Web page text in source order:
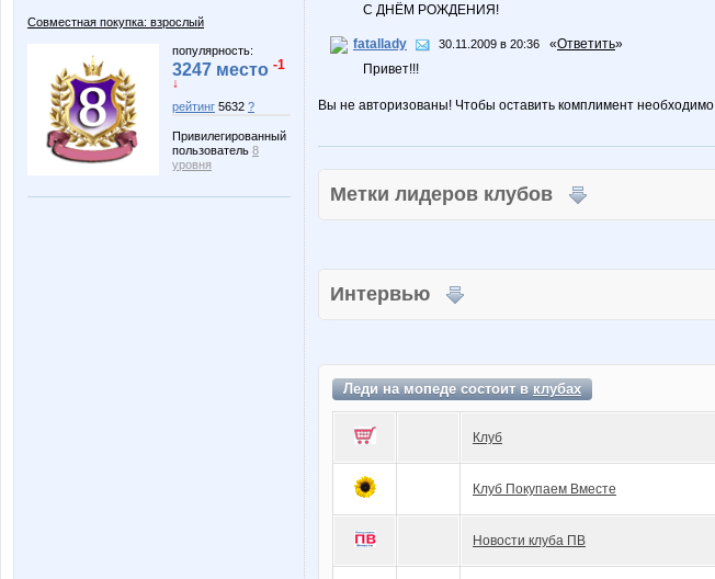
Совместная покупка: взрослый
популярность:
3247 место -1
↓
рейтинг 5632 ?
Привилегированный
пользователь 8
уровня
С ДНЁМ РОЖДЕНИЯ!
fatallady 30.11.2009 в 20:36 «Ответить»
Привет!!!
Вы не авторизованы! Чтобы оставить комплимент необходимо
Метки лидеров клубов
Интервью
Леди на мопеде состоит вклубах
Клуб
Клуб Покупаем Вместе
Новости клуба ПВ